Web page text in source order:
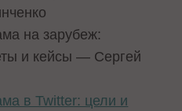
на зарубеж:
и кейсы — Сергей
в Twitter: цели и